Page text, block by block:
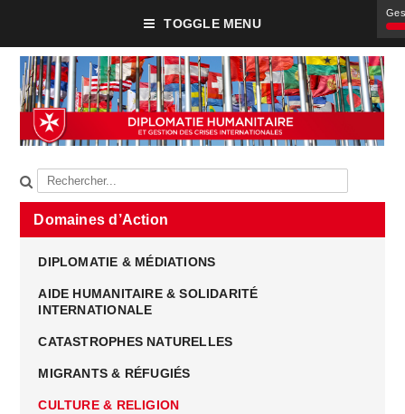
TOGGLE MENU
Domaines d’Action
DIPLOMATIE & MÉDIATIONS
AIDE HUMANITAIRE & SOLIDARITÉ
INTERNATIONALE
CATASTROPHES NATURELLES
MIGRANTS & RÉFUGIÉS
CULTURE & RELIGION